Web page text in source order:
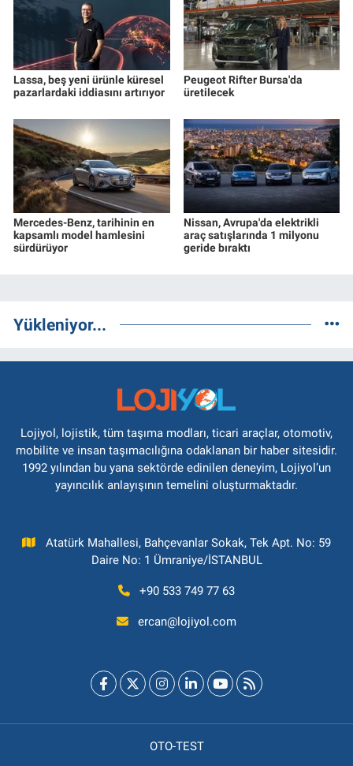
Lassa, beş yeni ürünle küresel
pazarlardaki iddiasını artırıyor
Peugeot Rifter Bursa'da
üretilecek
Mercedes-Benz, tarihinin en
kapsamlı model hamlesini
sürdürüyor
Nissan, Avrupa'da elektrikli
araç satışlarında 1 milyonu
geride bıraktı
Yükleniyor...
Lojiyol, lojistik, tüm taşıma modları, ticari araçlar, otomotiv,
mobilite ve insan taşımacılığına odaklanan bir haber sitesidir.
1992 yılından bu yana sektörde edinilen deneyim, Lojiyol’un
yayıncılık anlayışının temelini oluşturmaktadır.
Atatürk Mahallesi, Bahçevanlar Sokak, Tek Apt. No: 59
Daire No: 1 Ümraniye/İSTANBUL
+90 533 749 77 63
ercan@lojiyol.com
OTO-TEST